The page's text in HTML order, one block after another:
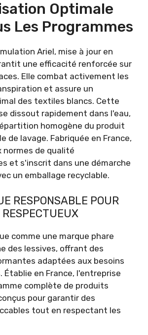
Optimale
Les Programmes
Ariel, mise à jour en
une efficacité renforcée sur
Elle combat activement les
et assure un
des textiles blancs. Cette
dissout rapidement dans l'eau,
homogène du produit
de lavage. Fabriquée en France,
normes de qualité
et s'inscrit dans une démarche
un emballage recyclable.
RESPONSABLE POUR
comme une marque phare
des lessives, offrant des
adaptées aux besoins
Établie en France, l'entreprise
complète de produits
pour garantir des
tout en respectant les